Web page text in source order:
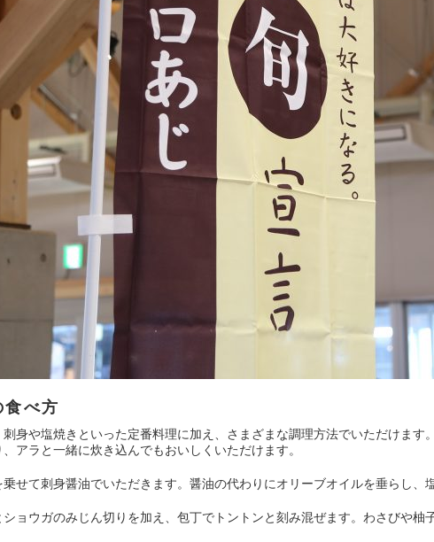
食べ方
身や塩焼きといった定番料理に加え、さまざまな調理方法でいただけま
アラと一緒に炊き込んでもおいしくいただけます。
乗せて刺身醤油でいただきます。醤油の代わりにオリーブオイルを垂らし、
ショウガのみじん切りを加え、包丁でトントンと刻み混ぜます。わさびや柚